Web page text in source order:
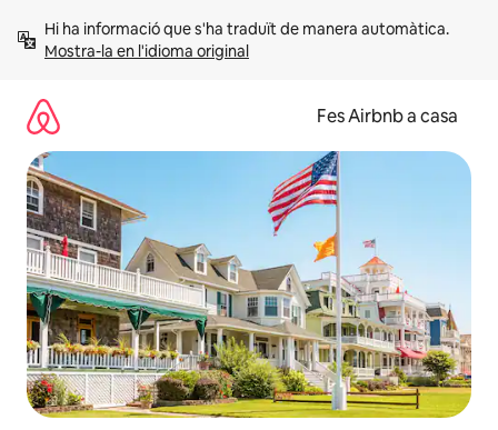
Mostra-la en l'idioma original
Fes Airbnb a casa